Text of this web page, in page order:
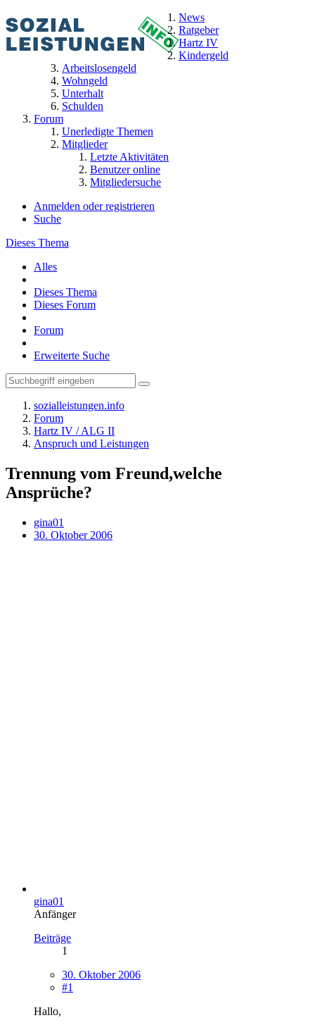
News
Ratgeber
Hartz IV
Kindergeld
Arbeitslosengeld
Wohngeld
Unterhalt
Schulden
Forum
Unerledigte Themen
Mitglieder
Letzte Aktivitäten
Benutzer online
Mitgliedersuche
Anmelden oder registrieren
Suche
Dieses Thema
Alles
Dieses Thema
Dieses Forum
Forum
Erweiterte Suche
sozialleistungen.info
Forum
Hartz IV / ALG II
Anspruch und Leistungen
Trennung vom Freund,welche
Ansprüche?
gina01
30. Oktober 2006
gina01
Anfänger
Beiträge
1
30. Oktober 2006
#1
Hallo,